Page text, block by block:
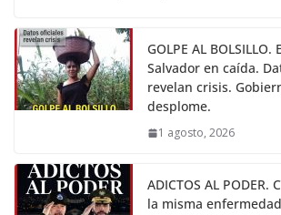
GOLPE AL
Salvador en caída.
revelan crisis.
desplome.
1 agosto, 2026
ADICTOS AL PODER.
la misma